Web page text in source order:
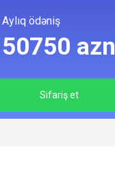
Sifariş et
Aylıq ödəniş
50750 azn